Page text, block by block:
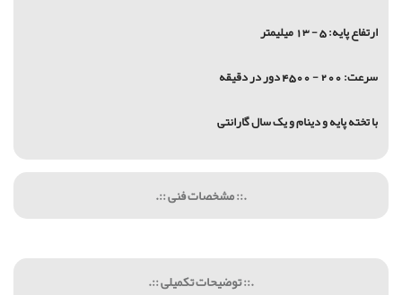
ارتفاع پایه: 5 - 13 میلیمتر
سرعت: 200 - 4500 دور در دقیقه
با تخته پایه و دینام و یک سال گارانتی
.:: مشخصات فنی ::.
.:: توضیحات تکمیلی ::.